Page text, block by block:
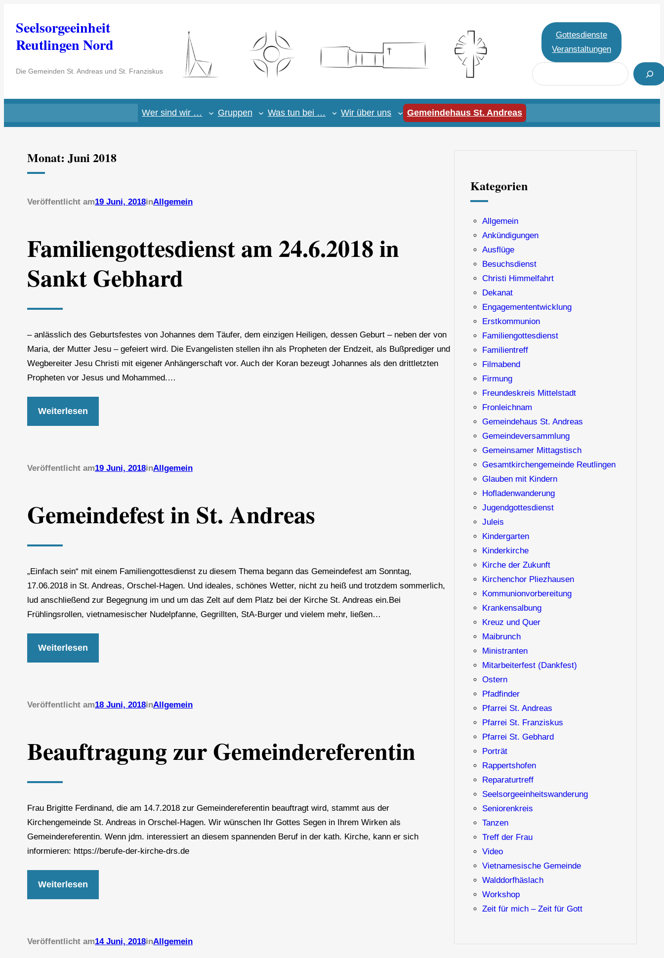
Inhalt
springen
Seelsorgeeinheit
Reutlingen Nord
Die Gemeinden St. Andreas und St. Franziskus
Gottesdienste
Veranstaltungen
S
u
c
e
Wer sind wir … Gruppen Was tun bei … Wir über uns Gemeindehaus St. Andreas
Monat:Juni 2018
Veröffentlicht am19 Juni, 2018inAllgemein
Familiengottesdienst am 24.6.2018 in
Sankt Gebhard
– anlässlich des Geburtsfestes von Johannes dem Täufer, dem einzigen Heiligen, dessen Geburt – neben der von
Maria, der Mutter Jesu – gefeiert wird. Die Evangelisten stellen ihn als Propheten der Endzeit, als Bußprediger und
Wegbereiter Jesu Christi mit eigener Anhängerschaft vor. Auch der Koran bezeugt Johannes als den drittletzten
Propheten vor Jesus und Mohammed.…
Weiterlesen
Veröffentlicht am19 Juni, 2018inAllgemein
Gemeindefest in St. Andreas
„Einfach sein“ mit einem Familiengottesdienst zu diesem Thema begann das Gemeindefest am Sonntag,
17.06.2018 in St. Andreas, Orschel-Hagen. Und ideales, schönes Wetter, nicht zu heiß und trotzdem sommerlich,
lud anschließend zur Begegnung im und um das Zelt auf dem Platz bei der Kirche St. Andreas ein.Bei
Frühlingsrollen, vietnamesischer Nudelpfanne, Gegrillten, StA-Burger und vielem mehr, ließen…
Weiterlesen
Veröffentlicht am18 Juni, 2018inAllgemein
Beauftragung zur Gemeindereferentin
Frau Brigitte Ferdinand, die am 14.7.2018 zur Gemeindereferentin beauftragt wird, stammt aus der
Kirchengemeinde St. Andreas in Orschel-Hagen. Wir wünschen Ihr Gottes Segen in Ihrem Wirken als
Gemeindereferentin. Wenn jdm. interessiert an diesem spannenden Beruf in der kath. Kirche, kann er sich
informieren: https://berufe-der-kirche-drs.de
Weiterlesen
Veröffentlicht am14 Juni, 2018inAllgemein
Kategorien
Allgemein
Ankündigungen
Ausflüge
Besuchsdienst
Christi Himmelfahrt
Dekanat
Engagemententwicklung
Erstkommunion
Familiengottesdienst
Familientreff
Filmabend
Firmung
Freundeskreis Mittelstadt
Fronleichnam
Gemeindehaus St. Andreas
Gemeindeversammlung
Gemeinsamer Mittagstisch
Gesamtkirchengemeinde Reutlingen
Glauben mit Kindern
Hofladenwanderung
Jugendgottesdienst
Juleis
Kindergarten
Kinderkirche
Kirche der Zukunft
Kirchenchor Pliezhausen
Kommunionvorbereitung
Krankensalbung
Kreuz und Quer
Maibrunch
Ministranten
Mitarbeiterfest (Dankfest)
Ostern
Pfadfinder
Pfarrei St. Andreas
Pfarrei St. Franziskus
Pfarrei St. Gebhard
Porträt
Rappertshofen
Reparaturtreff
Seelsorgeeinheitswanderung
Seniorenkreis
Tanzen
Treff der Frau
Video
Vietnamesische Gemeinde
Walddorfhäslach
Workshop
Zeit für mich – Zeit für Gott